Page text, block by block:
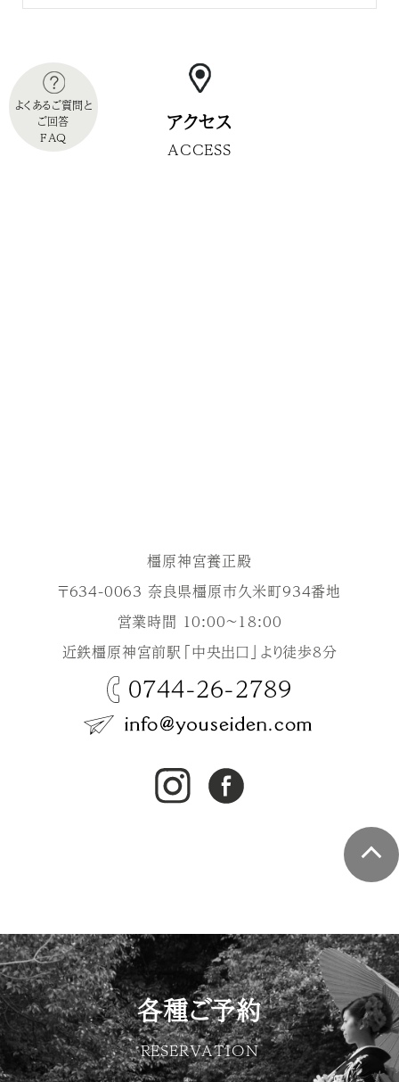
アクセス
ACCESS
橿原神宮養正殿
〒634-0063 奈良県橿原市久米町934番地
営業時間 10:00～18:00
近鉄橿原神宮前駅「中央出口」より徒歩8分
0744-26-2789
よくあるご質問と
ご回答
FAQ
各種ご予約
RESERVATION